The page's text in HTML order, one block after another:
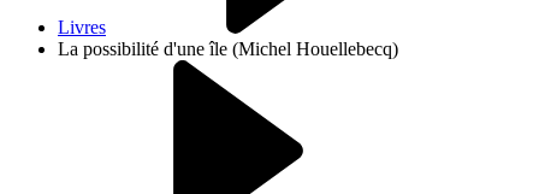
Livres
La possibilité d'une île (Michel Houellebecq)